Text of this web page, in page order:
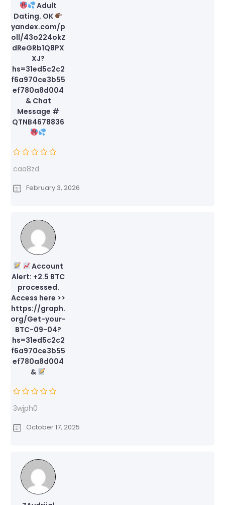
Adult
Dating. OK
yandex.com/p
oll/43o224okZ
dReGRb1Q8PX
XJ?
hs=31ed5c2c2
f6a970ce3b55
ef780a8d004
& Chat
Message #
QTNB4678836
caa8zd
February 3, 2026
Account
Alert: +2.5 BTC
processed.
Access here >>
https://graph.
org/Get-your-
BTC-09-04?
hs=31ed5c2c2
f6a970ce3b55
ef780a8d004
&
3wjph0
October 17, 2025